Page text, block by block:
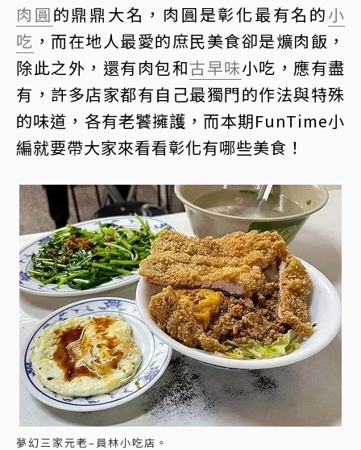
肉圓的鼎鼎大名，肉圓是彰化最有名的小
吃 ，而在地人最愛的庶民美食卻是爌肉飯，
除此之外，還有肉包和古早味小吃，應有盡
有，許多店家都有自己最獨門的作法與特殊
的味道，各有老饕擁護，而本期FunTime小
編就要帶大家來看看彰化有哪些美食！
夢幻三家元老–員林小吃店。